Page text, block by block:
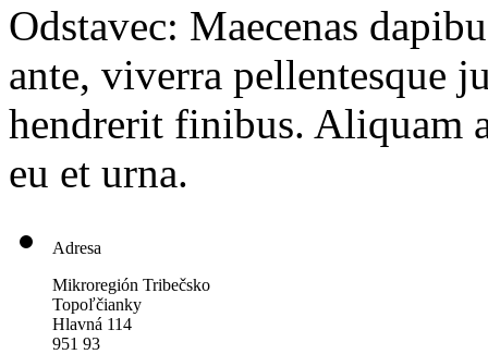
Odstavec: Maecenas
ante, viverra pellentesque
hendrerit finibus. Aliquam
eu et urna.
Adresa
Mikroregión Tribečsko
Topoľčianky
Hlavná 114
951 93